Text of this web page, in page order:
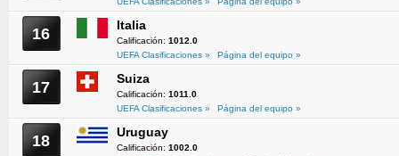
16 Italia
Calificación: 1012.0
UEFA Clasificaciones »
Página del equipo »
17 Suiza
Calificación: 1011.0
UEFA Clasificaciones »
Página del equipo »
18 Uruguay
Calificación: 1002.0